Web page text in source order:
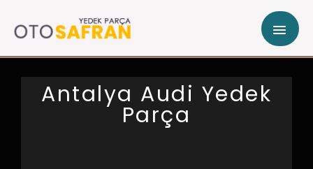
Antalya Audi Yedek
Parça